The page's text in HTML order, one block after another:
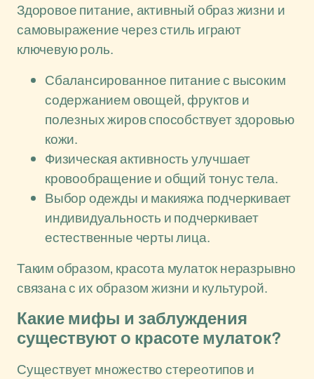
Здоровое питание, активный образ жизни и
самовыражение через стиль играют
ключевую роль.
Сбалансированное питание с высоким
содержанием овощей, фруктов и
полезных жиров способствует здоровью
кожи.
Физическая активность улучшает
кровообращение и общий тонус тела.
Выбор одежды и макияжа подчеркивает
индивидуальность и подчеркивает
естественные черты лица.
Таким образом, красота мулаток неразрывно
связана с их образом жизни и культурой.
Какие мифы и заблуждения
существуют о красоте мулаток?
Существует множество стереотипов и